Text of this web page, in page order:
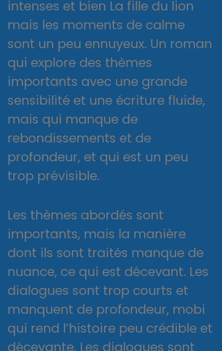
intenses et bien La fille du lion
mais les moments de calme
sont un peu ennuyeux. Un roman
qui explore des thèmes
importants avec une grande
sensibilité et une écriture fluide,
mais qui manque de
rebondissements et de
profondeur, et qui est un peu
trop prévisible.
Les thèmes abordés sont
importants, mais la manière
dont ils sont traités manque de
nuance, ce qui est décevant. Les
dialogues sont trop courts et
manquent de profondeur, mobi
qui rend l’histoire peu crédible et
décevante. Les dialogues sont